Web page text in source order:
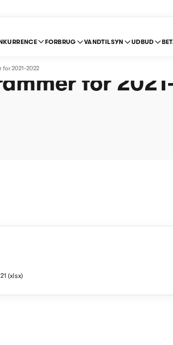
FORBRUG VANDTILSYN UDBUD
for 2021-2022
for
(xlsx)